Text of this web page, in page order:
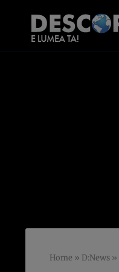
Home » D:News »